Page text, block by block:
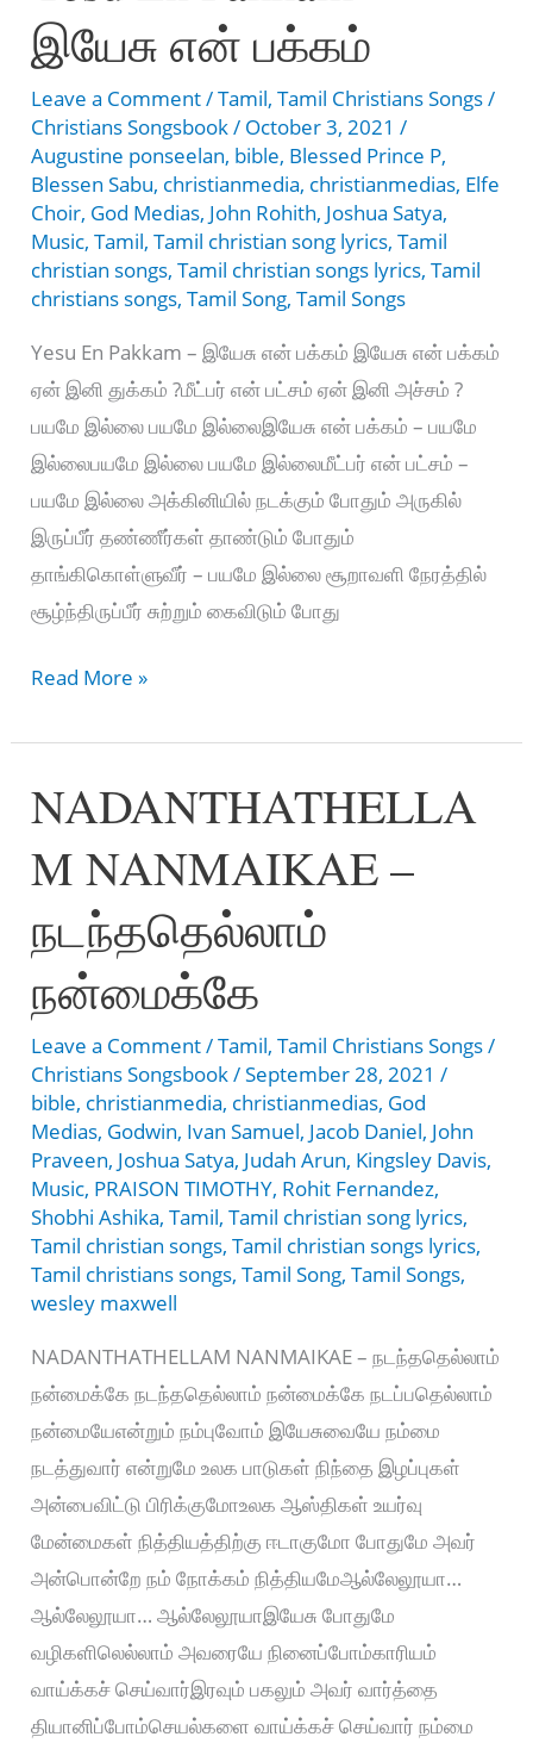
Naal
Ellam
இயேசு என் பக்கம்
Leave a Comment/Tamil,Tamil Christians Songs/
Christians Songsbook/ October 3, 2021/
Augustine ponseelan, bible, Blessed Prince P,
Blessen Sabu, christianmedia, christianmedias, Elfe
Choir, God Medias, John Rohith, Joshua Satya,
Music,Tamil,Tamil christian song lyrics,Tamil
christian songs,Tamil christian songs lyrics,Tamil
christians songs,Tamil Song,Tamil Songs
Yesu En Pakkam – இயேசு என் பக்கம் இயேசு என் பக்கம்
ஏன் இனி துக்கம் ?மீட்பர் என் பட்சம் ஏன் இனி அச்சம் ?
பயமே இல்லை பயமே இல்லைஇயேசு என் பக்கம் – பயமே
இல்லைபயமே இல்லை பயமே இல்லைமீட்பர் என் பட்சம் –
பயமே இல்லை அக்கினியில் நடக்கும் போதும் அருகில்
இருப்பீர் தண்ணீர்கள் தாண்டும் போதும்
தாங்கிகொள்ளுவீர் – பயமே இல்லை சூறாவளி நேரத்தில்
சூழ்ந்திருப்பீர் சுற்றும் கைவிடும் போது
Yesu
Pakkam
–
இயேசு
என்
Read More »
NADANTHATHELLA
M NANMAIKAE –
நடந்ததெல்லாம்
நன்மைக்கே
Leave a Comment/Tamil,Tamil Christians Songs/
Christians Songsbook/September 28, 2021/
bible, christianmedia, christianmedias, God
Medias, Godwin, Ivan Samuel, Jacob Daniel, John
Praveen, Joshua Satya, Judah Arun, Kingsley Davis,
Music, PRAISON TIMOTHY, Rohit Fernandez,
Shobhi Ashika,Tamil,Tamil christian song lyrics,
Tamil christian songs,Tamil christian songs lyrics,
Tamil christians songs,Tamil Song,Tamil Songs,
wesley maxwell
NADANTHATHELLAM NANMAIKAE – நடந்ததெல்லாம்
நன்மைக்கே நடந்ததெல்லாம் நன்மைக்கே நடப்பதெல்லாம்
நன்மையேஎன்றும் நம்புவோம் இயேசுவையே நம்மை
நடத்துவார் என்றுமே உலக பாடுகள் நிந்தை இழப்புகள்
அன்பைவிட்டு பிரிக்குமோஉலக ஆஸ்திகள் உயர்வு
மேன்மைகள் நித்தியத்திற்கு ஈடாகுமோ போதுமே அவர்
அன்பொன்றே நம் நோக்கம் நித்தியமேஆல்லேலூயா…
ஆல்லேலூயா… ஆல்லேலூயாஇயேசு போதுமே
வழிகளிலெல்லாம் அவரையே நினைப்போம்காரியம்
வாய்க்கச் செய்வார்இரவும் பகலும் அவர் வார்த்தை
தியானிப்போம்செயல்களை வாய்க்கச் செய்வார் நம்மை